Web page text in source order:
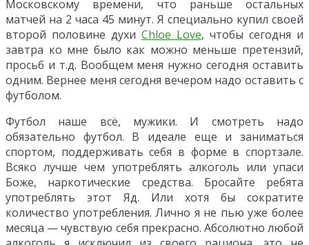
Московскому времени, что раньше остальных
матчей на 2 часа 45 минут. Я специально купил своей
второй половине духи Chloe Love, чтобы сегодня и
завтра ко мне было как можно меньше претензий,
просьб и т.д. Вообщем меня нужно сегодня оставить
одним. Вернее меня сегодня вечером надо оставить с
футболом.
Футбол наше всё, мужики. И смотреть надо
обязательно футбол. В идеале еще и заниматься
спортом, поддерживать себя в форме в спортзале.
Всяко лучше чем употреблять алкоголь или упаси
Боже, наркотические средства. Бросайте ребята
употреблять этот Яд. Или хотя бы сократите
количество употребления. Лично я не пью уже более
месяца — чувствую себя прекрасно. Абсолютно любой